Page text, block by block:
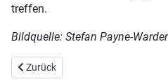
treffen.
Bildquelle: Stefan Payne-
Vorheriger Beitrag: Eisvulkane auf
Zurück